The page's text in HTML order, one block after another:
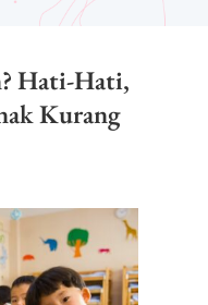
Hati-Hati,
Kurang